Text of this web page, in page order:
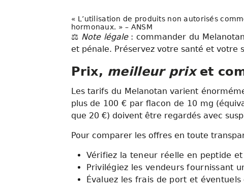
« L’utilisation de produits non autorisés
hormonaux. » – ANSM
⚖️ Note légale: commander du
et pénale. Préservez votre santé et votre
Prix, meilleur prixet
Les tarifs du Melanotan varient
plus de 100 € par flacon de 10 mg
que 20 €) doivent être regardés avec
Pour comparer les offres en toute
Vérifiez la teneur réelle en peptide
Privilégiez les vendeurs fournissant
Évaluez les frais de port et